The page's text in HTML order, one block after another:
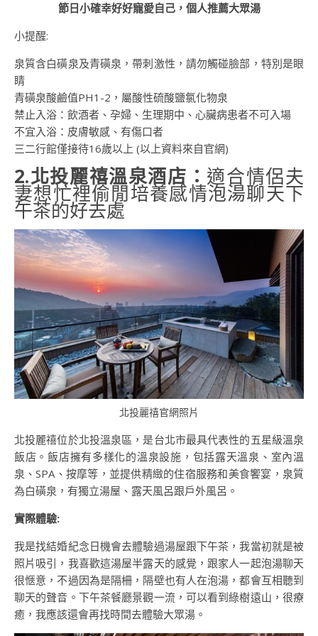
節日小確幸好好寵愛自己，個人推薦大眾湯
小提醒:
泉質含白磺泉及青磺泉，帶刺激性，請勿觸碰臉部，特別是眼
睛
青磺泉酸鹼值PH1-2，屬酸性硫酸鹽氯化物泉
禁止入浴：飲酒者、孕婦、生理期中、心臟病患者不可入場
不宜入浴：皮膚敏感、有傷口者
三二行館僅接待16歲以上 (以上資料來自官網)
2.北投麗禧溫泉酒店： 適合情侶夫
妻想忙裡偷閒培養感情泡湯聊天下
午茶的好去處
北投麗禧官網照片
北投麗禧位於北投溫泉區，是台北市最具代表性的五星級溫泉
飯店。飯店擁有多樣化的溫泉設施，包括露天溫泉、室內溫
泉、SPA、按摩等，並提供精緻的住宿服務和美食饗宴，泉質
為白磺泉，有獨立湯屋、露天風呂跟戶外風呂。
實際體驗:
我是找結婚紀念日機會去體驗過湯屋跟下午茶，我當初就是被
照片吸引，我喜歡這湯屋半露天的感覺，跟家人一起泡湯聊天
很愜意，不過因為是隔柵，隔壁也有人在泡湯，都會互相聽到
聊天的聲音。下午茶餐廳景觀一流，可以看到綠樹遠山，很療
癒，我應該還會再找時間去體驗大眾湯。